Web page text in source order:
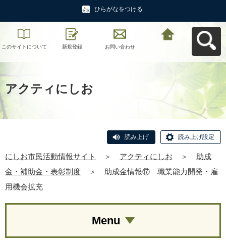
ひらがなをつける
このサイトについて 新規登録 お問い合わせ
アクティにしお
読み上げ 読み上げ設定
にしお市民活動情報サイト ＞ アクティにしお ＞
助成
金・補助金・表彰制度
＞
助成金情報⑰ 職業能力開発・雇
用機会拡充
Menu